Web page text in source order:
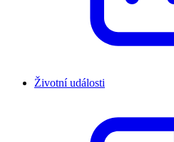
Životní události